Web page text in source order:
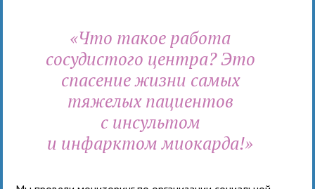
«Что такое работа
сосудистого центра? Это
спасение жизни самых
тяжелых пациентов
с инсультом
и инфарктом миокарда!»